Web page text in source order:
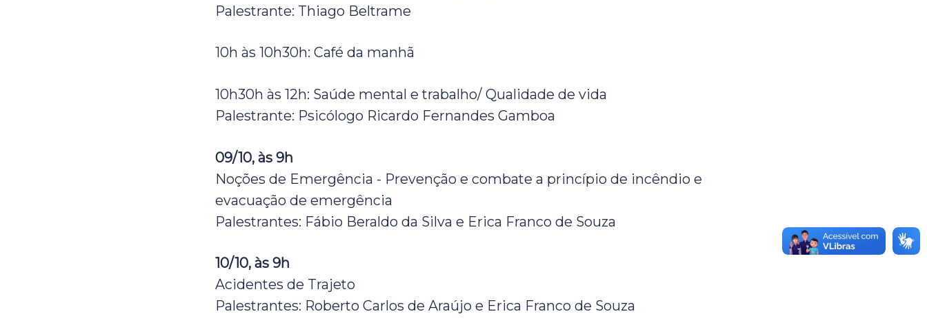
Palestrante: Thiago Beltrame
10h às 10h30h: Café da manhã
10h30h às 12h: Saúde mental e trabalho/ Qualidade de vida
Palestrante: Psicólogo Ricardo Fernandes Gamboa
09/10, às 9h
Noções de Emergência - Prevenção e combate a princípio de incêndio e
evacuação de emergência
Palestrantes: Fábio Beraldo da Silva e Erica Franco de Souza
10/10, às 9h
Acidentes de Trajeto
Palestrantes: Roberto Carlos de Araújo e Erica Franco de Souza